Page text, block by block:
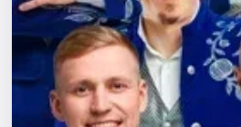
Площадки
Артисты
Рейтинги